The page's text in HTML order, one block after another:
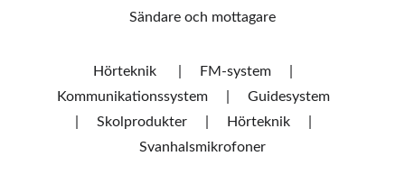
Sändare och mottagare
Hörteknik      |     FM-system     |
Kommunikationssystem     |     Guidesystem
|     Skolprodukter     |     Hörteknik     |
Svanhalsmikrofoner